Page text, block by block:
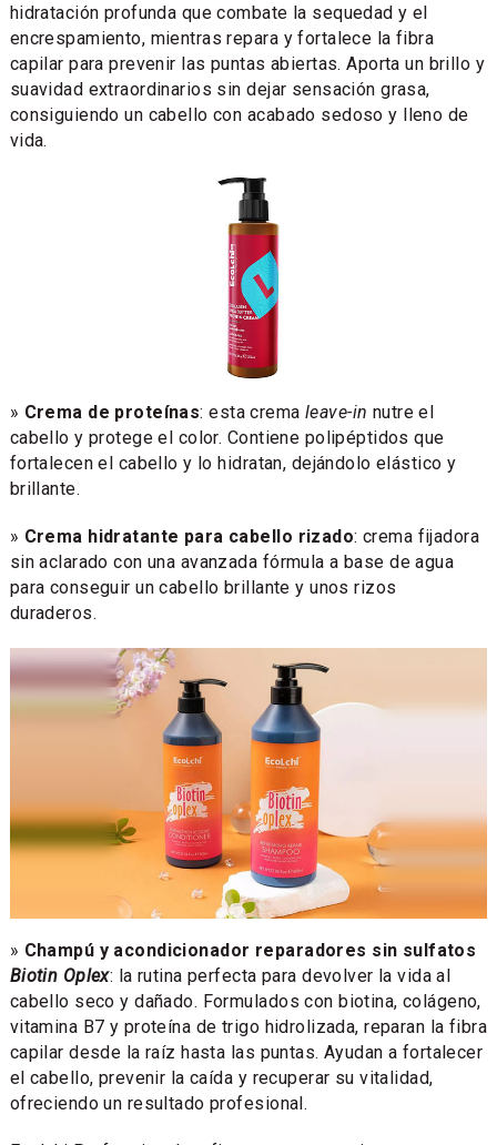
hidratación profunda que combate la sequedad y el
encrespamiento, mientras repara y fortalece la fibra
capilar para prevenir las puntas abiertas. Aporta un brillo y
suavidad extraordinarios sin dejar sensación grasa,
consiguiendo un cabello con acabado sedoso y lleno de
vida.
» Crema de proteínas: esta crema leave-in nutre el
cabello y protege el color. Contiene polipéptidos que
fortalecen el cabello y lo hidratan, dejándolo elástico y
brillante.
» Crema hidratante para cabello rizado: crema fijadora
sin aclarado con una avanzada fórmula a base de agua
para conseguir un cabello brillante y unos rizos
duraderos.
» Champú y acondicionador reparadores sin sulfatos
Biotin Oplex: la rutina perfecta para devolver la vida al
cabello seco y dañado. Formulados con biotina, colágeno,
vitamina B7 y proteína de trigo hidrolizada, reparan la fibra
capilar desde la raíz hasta las puntas. Ayudan a fortalecer
el cabello, prevenir la caída y recuperar su vitalidad,
ofreciendo un resultado profesional.